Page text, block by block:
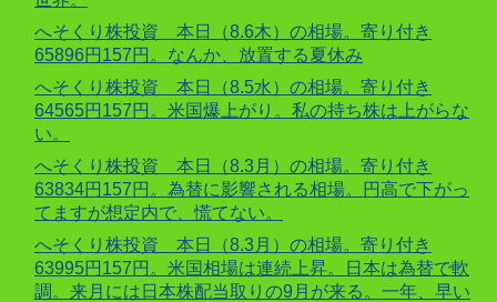
へそくり株投資 本日（8.6木）の相場。寄り付き
65896円157円。なんか、放置する夏休み
へそくり株投資 本日（8.5水）の相場。寄り付き
64565円157円。米国爆上がり。私の持ち株は上がらな
い。
へそくり株投資 本日（8.3月）の相場。寄り付き
63834円157円。為替に影響される相場。円高で下がっ
てますが想定内で、慌てない。
へそくり株投資 本日（8.3月）の相場。寄り付き
63995円157円。米国相場は連続上昇。日本は為替で軟
調。来月には日本株配当取りの9月が来る。一年、早い